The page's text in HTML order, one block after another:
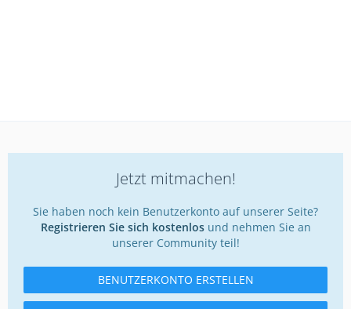
Jetzt mitmachen!
Sie haben noch kein Benutzerkonto auf unserer Seite?
Registrieren Sie sich kostenlosund nehmen Sie an
unserer Community teil!
BENUTZERKONTO ERSTELLEN